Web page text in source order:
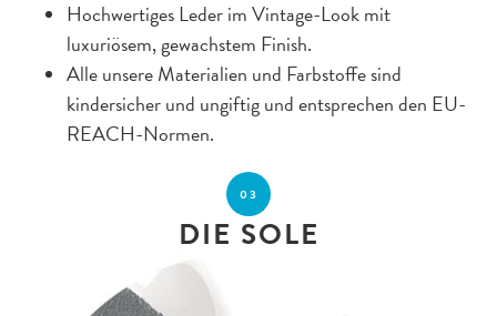
Hochwertiges Leder im Vintage-Look mit
luxuriösem, gewachstem Finish.
Alle unsere Materialien und Farbstoffe sind
kindersicher und ungiftig und entsprechen den EU-
REACH-Normen.
03
DIE SOLE